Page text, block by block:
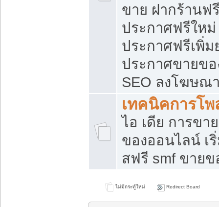
ขาย ฝากร้านฟ
ประกาศฟรีใหม่
ประกาศฟรีเพิ่
ประกาศขายข
SEO ลงโฆษณ
เทคนิคการโ
ไอ เดีย การขา
ของออนไลน์ เ
สฟรี smf ขาย
ไม่มีกระทู้ใหม่ Redirect Board